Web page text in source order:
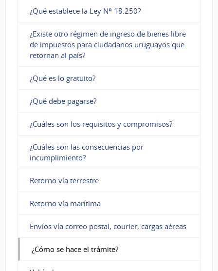
¿Qué establece la Ley Nº 18.250?
¿Existe otro régimen de ingreso de bienes libre
de impuestos para ciudadanos uruguayos que
retornan al país?
¿Qué es lo gratuito?
¿Qué debe pagarse?
¿Cuáles son los requisitos y compromisos?
¿Cuáles son las consecuencias por
incumplimiento?
Retorno vía terrestre
Retorno vía marítima
Envíos vía correo postal, courier, cargas aéreas
¿Cómo se hace el trámite?